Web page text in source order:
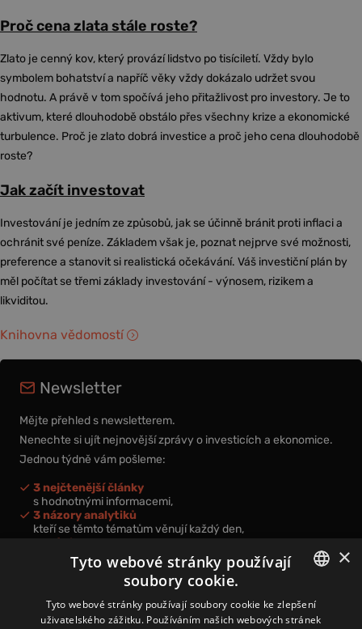
Proč cena zlata stále roste?
Zlato je cenný kov, který provází lidstvo po tisíciletí. Vždy bylo
symbolem bohatství a napříč věky vždy dokázalo udržet svou
hodnotu. A právě v tom spočívá jeho přitažlivost pro investory. Je to
aktivum, které dlouhodobě obstálo přes všechny krize a ekonomické
turbulence. Proč je zlato dobrá investice a proč jeho cena dlouhodobě
roste?
Jak začít investovat
Investování je jedním ze způsobů, jak se účinně bránit proti inflaci a
ochránit své peníze. Základem však je, poznat nejprve své možnosti,
preference a stanovit si realistická očekávání. Váš investiční plán by
měl počítat se třemi základy investování - výnosem, rizikem a
likviditou.
Knihovna vědomostí
Newsletter
Mějte přehled s newsletterem.
Nenechte si ujít nejnovější zprávy o investicích a ekonomice.
Jednou týdně vám pošleme:
3 nejčtenější články
s hodnotnými informacemi,
3 názory analytiků
kteří se těmto tématům věnují každý den,
nová videa a podcasty
k prohloubení vašich znalostí.
CZECH
×
Tyto webové stránky používají
soubory cookie.
Tyto webové stránky používají soubory cookie ke zlepšení
uživatelského zážitku. Používáním našich webových stránek